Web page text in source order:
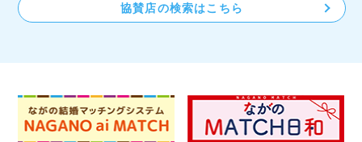
協賛店の検索はこちら